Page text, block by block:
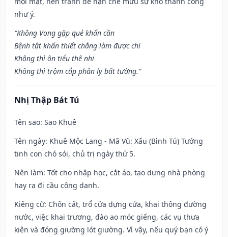
như ý.
“Không Vong gặp quẻ khẩn cần
Bệnh tật khẩn thiết chẳng làm được chi
Không thì ôn tiểu thê nhi
Không thì trộm cắp phân ly bất tường.”
Nhị Thập Bát Tú
Tên sao: Sao Khuê
Tên ngày: Khuê Mộc Lang - Mã Vũ: Xấu (Bình Tú) Tướng
tinh con chó sói, chủ trị ngày thứ 5.
Nên làm: Tốt cho nhập học, cắt áo, tạo dựng nhà phòng
hay ra đi cầu công danh.
Kiêng cữ: Chôn cất, trổ cửa dựng cửa, khai thông đường
nước, việc khai trương, đào ao móc giếng, các vụ thưa
kiện và đóng giường lót giường. Vì vậy, nếu quý bạn có ý